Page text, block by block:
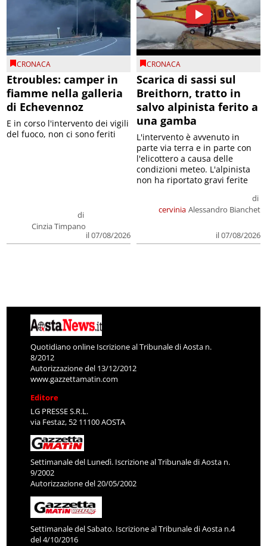
CRONACA
Etroubles: camper in
fiamme nella galleria
di Echevennoz
di
Cinzia Timpano
il 07/08/2026
E in corso l'intervento dei vigili
del fuoco, non ci sono feriti
CRONACA
Scarica di sassi sul
Breithorn, tratto in
salvo alpinista ferito a
una gamba
cervinia
di
Alessandro Bianchet
il 07/08/2026
L'intervento è avvenuto in
parte via terra e in parte con
l'elicottero a causa delle
condizioni meteo. L'alpinista
non ha riportato gravi ferite
Quotidiano online Iscrizione al Tribunale di Aosta n.
8/2012
Autorizzazione del 13/12/2012
www.gazzettamatin.com
Editore
LG PRESSE S.R.L.
via Festaz, 52 11100 AOSTA
Settimanale del Lunedì. Iscrizione al Tribunale di Aosta n.
9/2002
Autorizzazione del 20/05/2002
Settimanale del Sabato. Iscrizione al Tribunale di Aosta n.4
del 4/10/2016